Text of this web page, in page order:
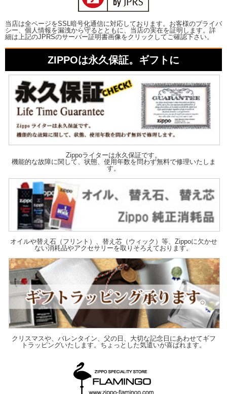
当店は全ページをSSL暗号化通信に対応しております。お客様のプライバ
シー、個人情報を漏洩から守るとともに、当店の実在を証明します。詳
細は上記のJPRSのサーバー証明書画像をクリックしてご確認下さい。
ZIPPOは永久保証。ギフトに
Zippoライターは永久保証です。
機能的な故障に関して、状態、使用年数を問わず無料で修理いたしま
す。
オイルや替え石（フリント）、替え芯（ウィック）等、Zippoに欠かせ
ない消耗品やアクセサリーを取りそろえております。
クリスマスや、バレンタイン、父の日、大切な記念日にあわせてギフ
トラッピングいたします。ちょっとした気遣いが喜ばれます。